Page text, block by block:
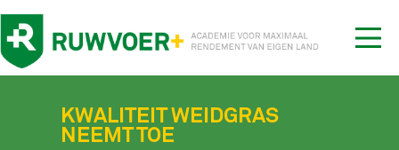
KWALITEIT WEIDGRAS
NEEMT TOE